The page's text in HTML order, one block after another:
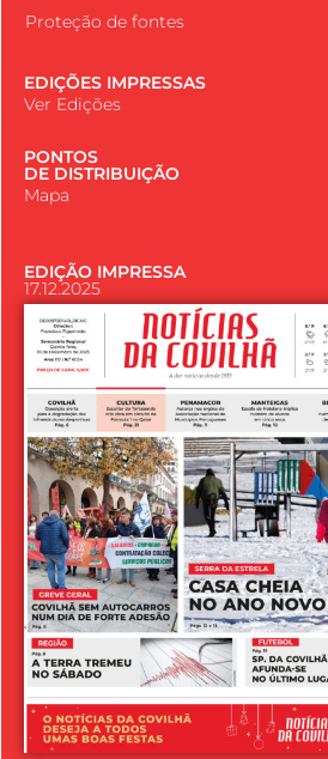
Proteção de fontes
EDIÇÕES IMPRESSAS
Ver Edições
PONTOS
DE DISTRIBUIÇÃO
Mapa
EDIÇÃO IMPRESSA
17.12.2025